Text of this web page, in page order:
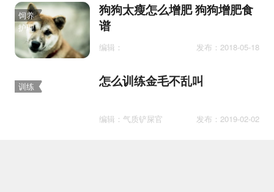
饲养
护理
狗狗太瘦怎么增肥 狗狗增肥食
谱
编辑： 发布：2018-05-18
训练 怎么训练金毛不乱叫
编辑：气质铲屎官 发布：2019-02-02